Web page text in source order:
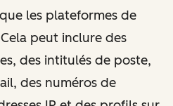
les plateformes de
peut inclure des
des intitulés de poste,
des numéros de